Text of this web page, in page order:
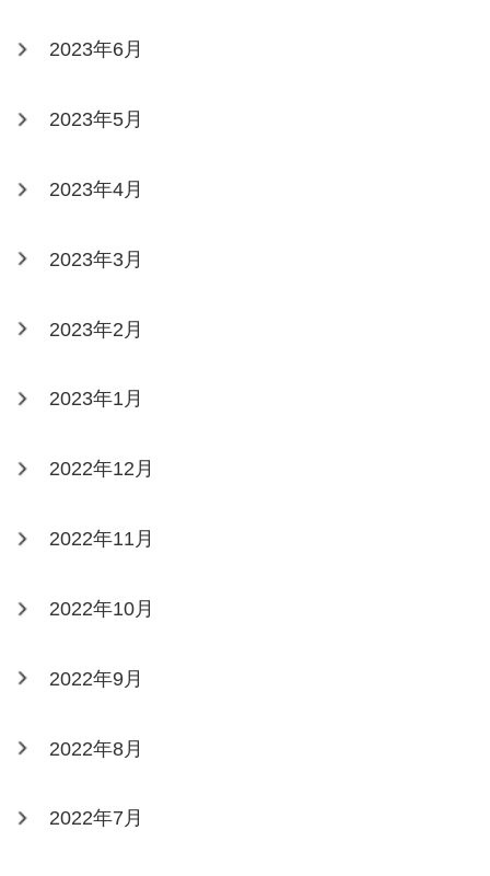
2023年6月
2023年5月
2023年4月
2023年3月
2023年2月
2023年1月
2022年12月
2022年11月
2022年10月
2022年9月
2022年8月
2022年7月